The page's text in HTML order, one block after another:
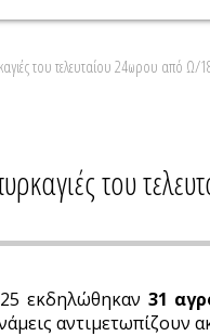
του τελευταίου 24ωρου από
του
εκδηλώθηκαν 31
αντιμετωπίζουν